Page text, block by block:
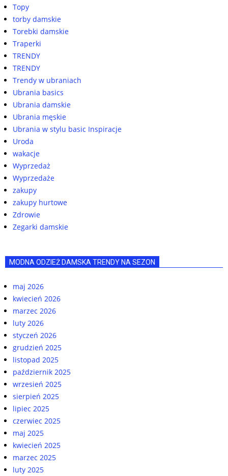
Topy
torby damskie
Torebki damskie
Traperki
TRENDY
TRENDY
Trendy w ubraniach
Ubrania basics
Ubrania damskie
Ubrania męskie
Ubrania w stylu basic Inspiracje
Uroda
wakacje
Wyprzedaż
Wyprzedaże
zakupy
zakupy hurtowe
Zdrowie
Zegarki damskie
MODNA ODZIEŻ DAMSKA TRENDY NA SEZON
maj 2026
kwiecień 2026
marzec 2026
luty 2026
styczeń 2026
grudzień 2025
listopad 2025
październik 2025
wrzesień 2025
sierpień 2025
lipiec 2025
czerwiec 2025
maj 2025
kwiecień 2025
marzec 2025
luty 2025